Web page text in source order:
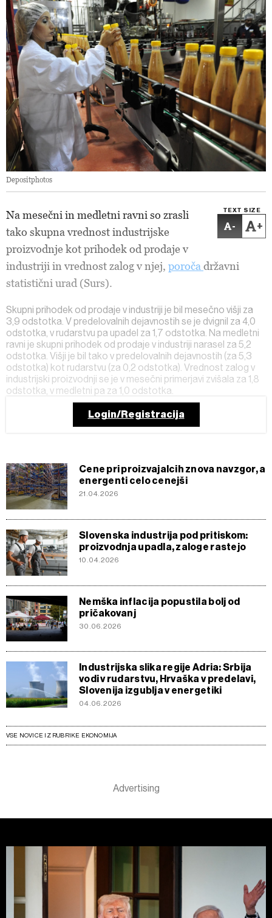
Depositphotos
TEXT SIZE
- +
Na mesečni in medletni ravni so zrasli
tako skupna vrednost industrijske
proizvodnje kot prihodek od prodaje v
industriji in vrednost zalog v njej, poroča državni
statistični urad (Surs).
Skupni prihodek od prodaje v industriji je bil mesečno višji za
3,9 odstotka. V predelovalnih dejavnostih se je dvignil za 4,0
odstotka, v rudarstvu pa upadel za 1,7 odstotka. Na medletni
ravni je skupni prihodek od prodaje v industriji narasel za 5,2
odstotka. Višji je bil tako v predelovalnih dejavnostih (za 5,3
odstotka) kot rudarstvu (za 0,2 odstotka). Vrednost zalog v
industrijski proizvodnji se je v mesečni primerjavi zvišala za 1,8
odstotka, v medletni pa za 1,0 odstotka.
Login/Registracija
Cene pri proizvajalcih znova navzgor, a
energenti celo cenejši
21.04.2026
Slovenska industrija pod pritiskom:
proizvodnja upadla, zaloge rastejo
10.04.2026
Nemška inflacija popustila bolj od
pričakovanj
30.06.2026
Industrijska slika regije Adria: Srbija
vodi v rudarstvu, Hrvaška v predelavi,
Slovenija izgublja v energetiki
04.06.2026
VSE NOVICE IZ RUBRIKE EKONOMIJA